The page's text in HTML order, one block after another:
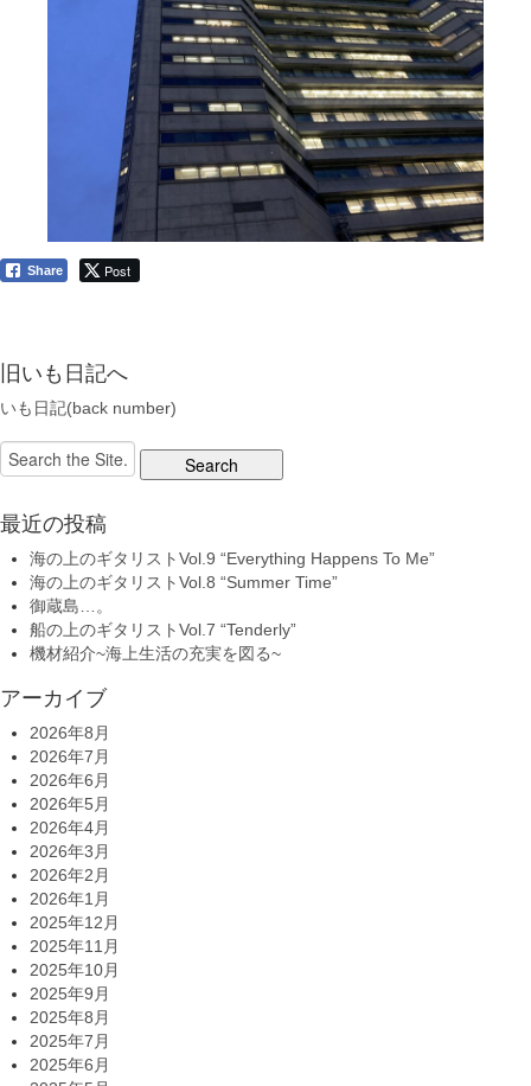
Share Post
旧いも日記へ
いも日記(back number)
Search
for:
最近の投稿
海の上のギタリストVol.9 “Everything Happens To Me”
海の上のギタリストVol.8 “Summer Time”
御蔵島…。
船の上のギタリストVol.7 “Tenderly”
機材紹介~海上生活の充実を図る~
アーカイブ
2026年8月
2026年7月
2026年6月
2026年5月
2026年4月
2026年3月
2026年2月
2026年1月
2025年12月
2025年11月
2025年10月
2025年9月
2025年8月
2025年7月
2025年6月